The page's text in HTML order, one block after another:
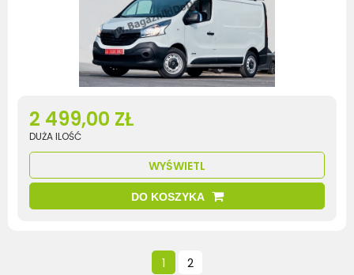
2 499,00 ZŁ
DUŻA ILOŚĆ
WYŚWIETL
DO KOSZYKA
1 2